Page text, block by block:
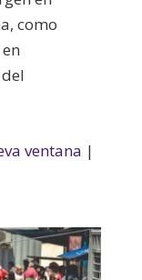
como
ventana |